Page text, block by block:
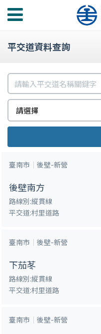
功
選
平交道資料查詢
輸
交
道
名
稱
關
選
請選擇
擇
臺南市 後壁-新營
後壁南方
路線別:縱貫線
平交道:村里道路
臺南市 後壁-新營
下茄苳
路線別:縱貫線
平交道:村里道路
臺南市 後壁-新營